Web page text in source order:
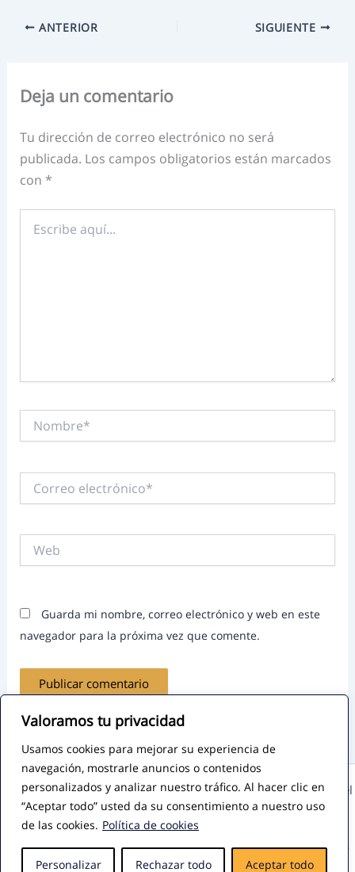
Valoramos tu privacidad
Usamos cookies para mejorar su experiencia de
navegación, mostrarle anuncios o contenidos
personalizados y analizar nuestro tráfico. Al hacer clic en
“Aceptar todo” usted da su consentimiento a nuestro uso
de las cookies. Política de cookies
Personalizar Rechazar todo Aceptar todo
ANTERIOR SIGUIENTE
Deja un comentario
Tu dirección de correo electrónico no será
publicada. Los campos obligatorios están marcados
con *
aquí...
electrónico*
Guarda mi nombre, correo electrónico y web en este
navegador para la próxima vez que comente.
Copyright © 2026 - Todos los derechos reservados - José Miguel
García - Mentor de Emprendedores y Consultor de Marketing
Digital
Contacto-Aviso legal-Privacidad-Política de cookies-Diseño
Web por Visibilidad Digital